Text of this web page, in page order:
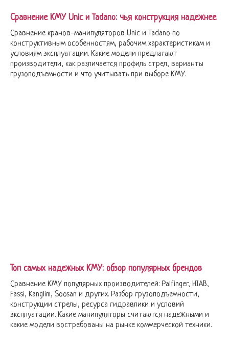
Сравнение КМУ Unic и Tadano: чья конструкция надежнее
Сравнение кранов-манипуляторов Unic и Tadano по
конструктивным особенностям, рабочим характеристикам и
условиям эксплуатации. Какие модели предлагают
производители, как различается профиль стрел, варианты
грузоподъемности и что учитывать при выборе КМУ.
Топ самых надежных КМУ: обзор популярных брендов
Сравнение КМУ популярных производителей: Palfinger, HIAB,
Fassi, Kanglim, Soosan и других. Разбор грузоподъемности,
конструкции стрелы, ресурса гидравлики и условий
эксплуатации. Какие манипуляторы считаются надежными и
какие модели востребованы на рынке коммерческой техники.